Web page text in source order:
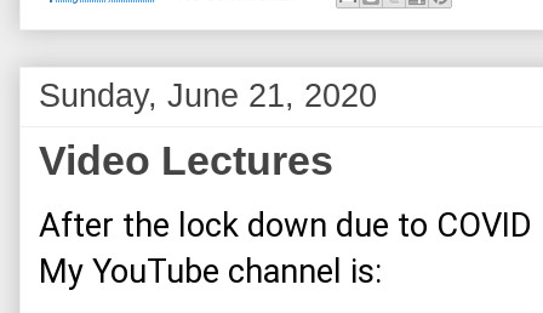
Sunday, June 21, 2020
Video Lectures
After the lock down due to
My YouTube channel is: